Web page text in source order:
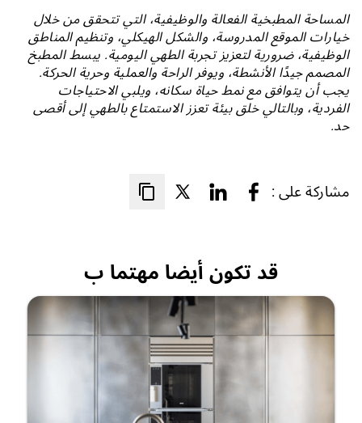
المساحة المطبخية الفعالة والوظيفية، التي تتحقق من خلال
خيارات الموقع المدروسة، والشكل الهيكلي، وتنظيم المناطق
الوظيفية، ضرورية لتعزيز تجربة الطهي اليومية. يبسط المطبخ
المصمم جيدًا الأنشطة، ويوفر الراحة والعملية وحرية الحركة.
يجب أن يتوافق مع نمط حياة سكانه، ويلبي الاحتياجات
الفردية، وبالتالي خلق بيئة تعزز الاستمتاع بالطهي إلى أقصى
حد.
مشاركة على :
قد تكون أيضا مهتما ب